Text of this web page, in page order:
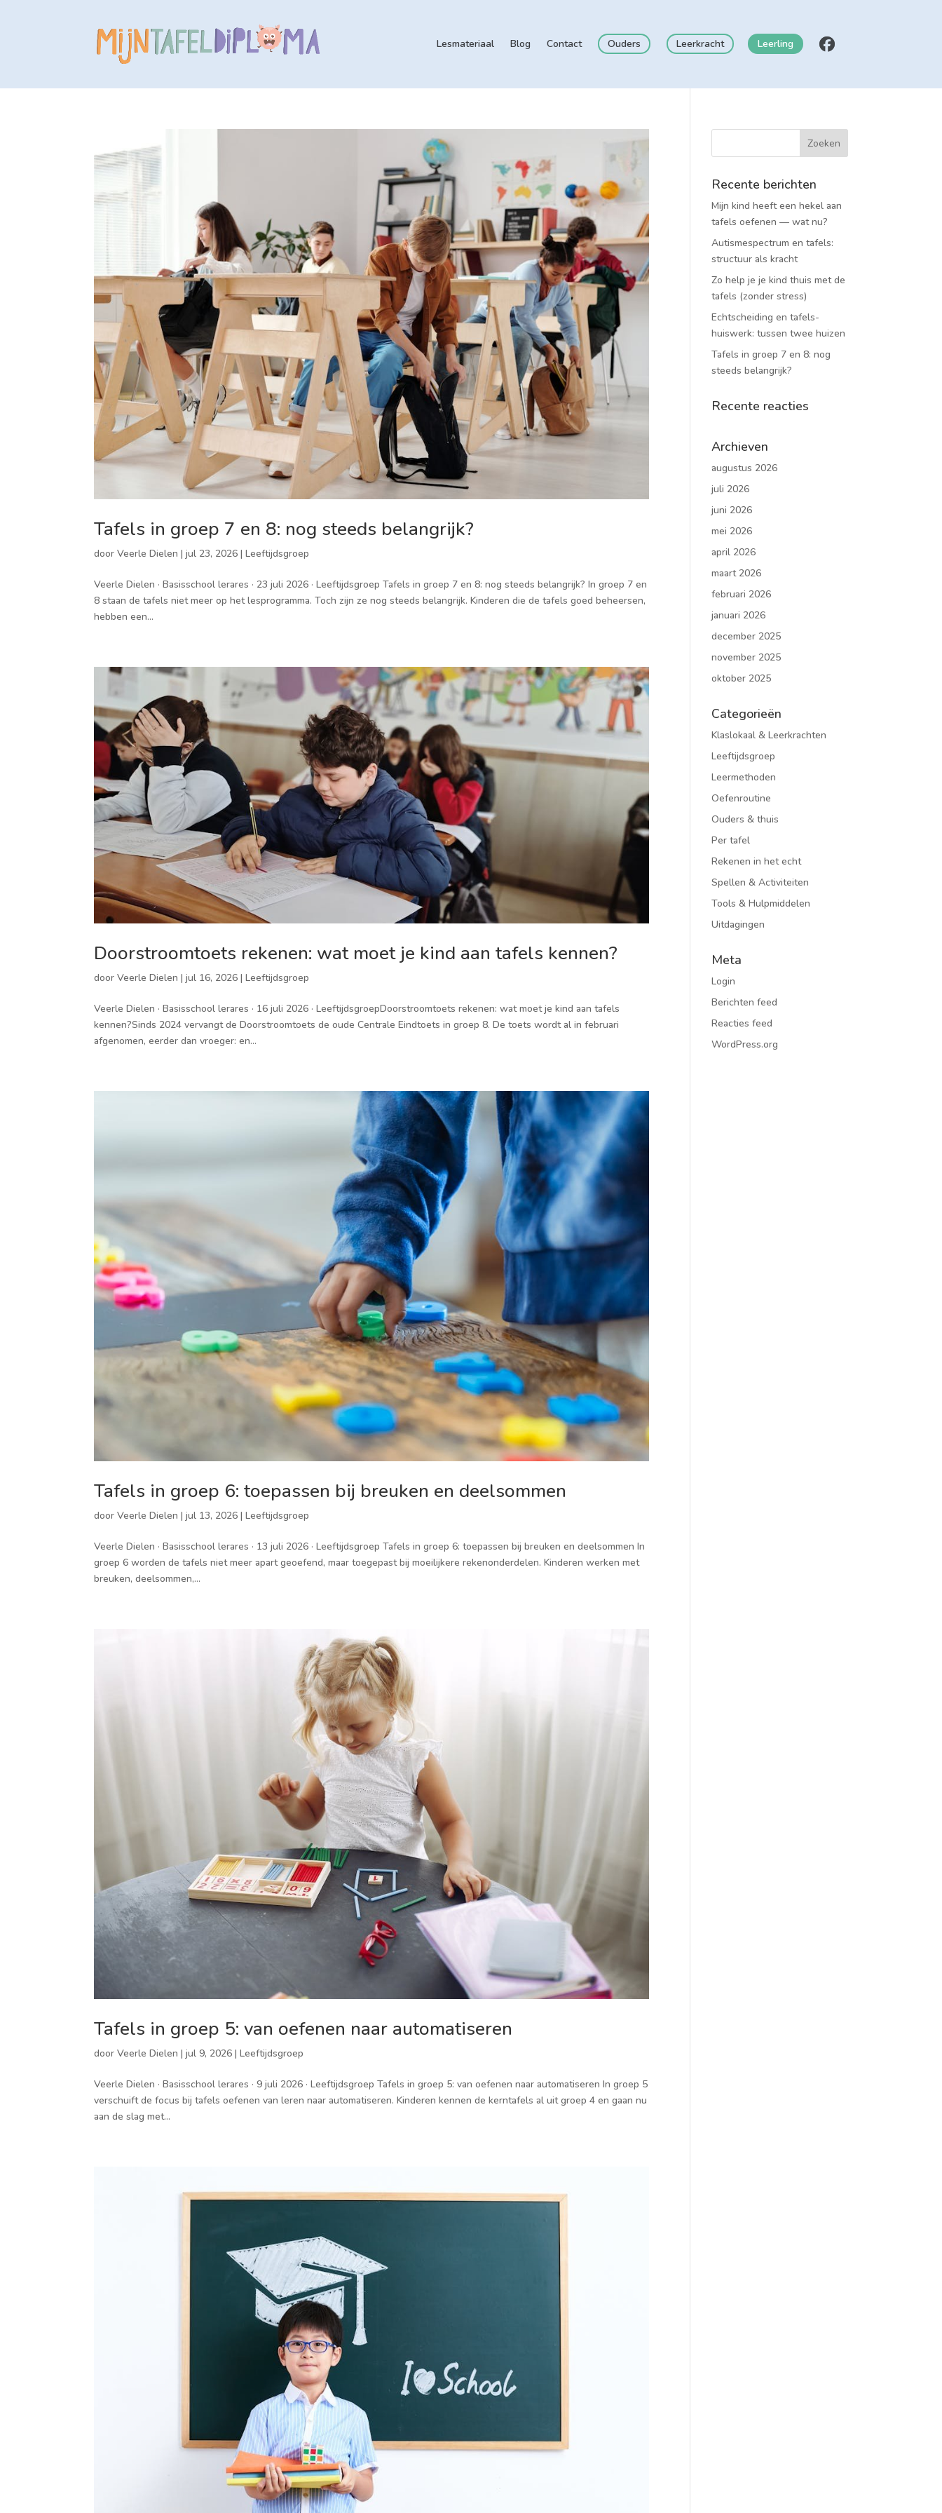
Lesmateriaal Blog Contact Ouders Leerkracht Leerling
Tafels in groep 7 en 8: nog steeds belangrijk?
doorVeerle Dielen |jul 23, 2026 |Leeftijdsgroep
Veerle Dielen · Basisschool lerares · 23 juli 2026 · Leeftijdsgroep Tafels in groep 7 en 8: nog steeds belangrijk? In groep 7 en
8 staan de tafels niet meer op het lesprogramma. Toch zijn ze nog steeds belangrijk. Kinderen die de tafels goed beheersen,
hebben een...
Doorstroomtoets rekenen: wat moet je kind aan tafels kennen?
doorVeerle Dielen |jul 16, 2026 |Leeftijdsgroep
Veerle Dielen · Basisschool lerares · 16 juli 2026 · LeeftijdsgroepDoorstroomtoets rekenen: wat moet je kind aan tafels
kennen?Sinds 2024 vervangt de Doorstroomtoets de oude Centrale Eindtoets in groep 8. De toets wordt al in februari
afgenomen, eerder dan vroeger: en...
Tafels in groep 6: toepassen bij breuken en deelsommen
doorVeerle Dielen |jul 13, 2026 |Leeftijdsgroep
Veerle Dielen · Basisschool lerares · 13 juli 2026 · Leeftijdsgroep Tafels in groep 6: toepassen bij breuken en deelsommen In
groep 6 worden de tafels niet meer apart geoefend, maar toegepast bij moeilijkere rekenonderdelen. Kinderen werken met
breuken, deelsommen,...
Tafels in groep 5: van oefenen naar automatiseren
doorVeerle Dielen |jul 9, 2026 |Leeftijdsgroep
Veerle Dielen · Basisschool lerares · 9 juli 2026 · Leeftijdsgroep Tafels in groep 5: van oefenen naar automatiseren In groep 5
verschuift de focus bij tafels oefenen van leren naar automatiseren. Kinderen kennen de kerntafels al uit groep 4 en gaan nu
aan de slag met...
Recente berichten
Mijn kind heeft een hekel aan
tafels oefenen — wat nu?
Autismespectrum en tafels:
structuur als kracht
Zo help je je kind thuis met de
tafels (zonder stress)
Echtscheiding en tafels-
huiswerk: tussen twee huizen
Tafels in groep 7 en 8: nog
steeds belangrijk?
Recente reacties
Archieven
augustus 2026
juli 2026
juni 2026
mei 2026
april 2026
maart 2026
februari 2026
januari 2026
december 2025
november 2025
oktober 2025
Categorieën
Klaslokaal & Leerkrachten
Leeftijdsgroep
Leermethoden
Oefenroutine
Ouders & thuis
Per tafel
Rekenen in het echt
Spellen & Activiteiten
Tools & Hulpmiddelen
Uitdagingen
Meta
Login
Berichten feed
Reacties feed
WordPress.org